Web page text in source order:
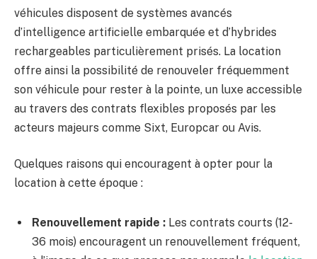
véhicules disposent de systèmes avancés
d’intelligence artificielle embarquée et d’hybrides
rechargeables particulièrement prisés. La location
offre ainsi la possibilité de renouveler fréquemment
son véhicule pour rester à la pointe, un luxe accessible
au travers des contrats flexibles proposés par les
acteurs majeurs comme Sixt, Europcar ou Avis.
Quelques raisons qui encouragent à opter pour la
location à cette époque :
Renouvellement rapide : Les contrats courts (12-
36 mois) encouragent un renouvellement fréquent,